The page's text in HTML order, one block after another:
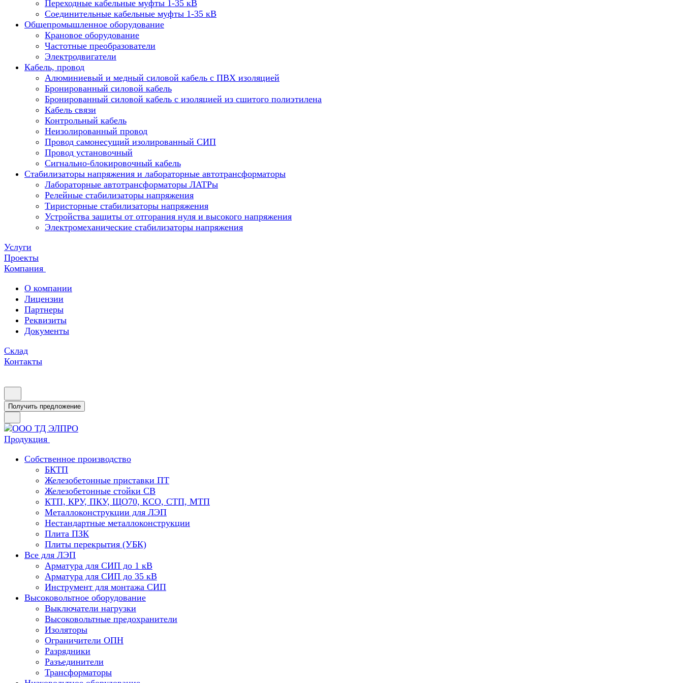
Переходные кабельные муфты 1-35 кВ
Соединительные кабельные муфты 1-35 кВ
Общепромышленное оборудование
Крановое оборудование
Частотные преобразователи
Электродвигатели
Кабель, провод
Алюминиевый и медный силовой кабель с ПВХ изоляцией
Бронированный силовой кабель
Бронированный силовой кабель с изоляцией из сшитого полиэтилена
Кабель связи
Контрольный кабель
Неизолированный провод
Провод самонесущий изолированный СИП
Провод установочный
Сигнально-блокировочный кабель
Стабилизаторы напряжения и лабораторные автотрансформаторы
Лабораторные автотрансформаторы ЛАТРы
Релейные стабилизаторы напряжения
Тиристорные стабилизаторы напряжения
Устройства защиты от отгорания нуля и высокого напряжения
Электромеханические стабилизаторы напряжения
Услуги
Проекты
Компания
О компании
Лицензии
Партнеры
Реквизиты
Документы
Склад
Контакты
Получить предложение
Продукция
Собственное производство
БКТП
Железобетонные приставки ПТ
Железобетонные стойки СВ
КТП, КРУ, ПКУ, ЩО70, КСО, СТП, МТП
Металлоконструкции для ЛЭП
Нестандартные металлоконструкции
Плита ПЗК
Плиты перекрытия (УБК)
Все для ЛЭП
Арматура для СИП до 1 кВ
Арматура для СИП до 35 кВ
Инструмент для монтажа СИП
Высоковольтное оборудование
Выключатели нагрузки
Высоковольтные предохранители
Изоляторы
Ограничители ОПН
Разрядники
Разъединители
Трансформаторы